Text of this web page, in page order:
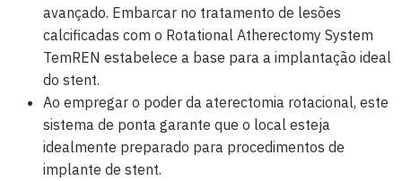
avançado. Embarcar no tratamento de lesões
calcificadas com o Rotational Atherectomy System
TemREN estabelece a base para a implantação ideal
do stent.
Ao empregar o poder da aterectomia rotacional, este
sistema de ponta garante que o local esteja
idealmente preparado para procedimentos de
implante de stent.